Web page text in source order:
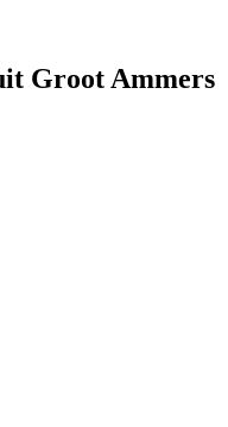
Groot Ammers